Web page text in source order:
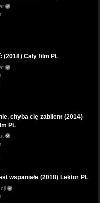
(2018) Cały film PL
chyba cię zabiłem (2014)
PL
wspaniałe (2018) Lektor PL